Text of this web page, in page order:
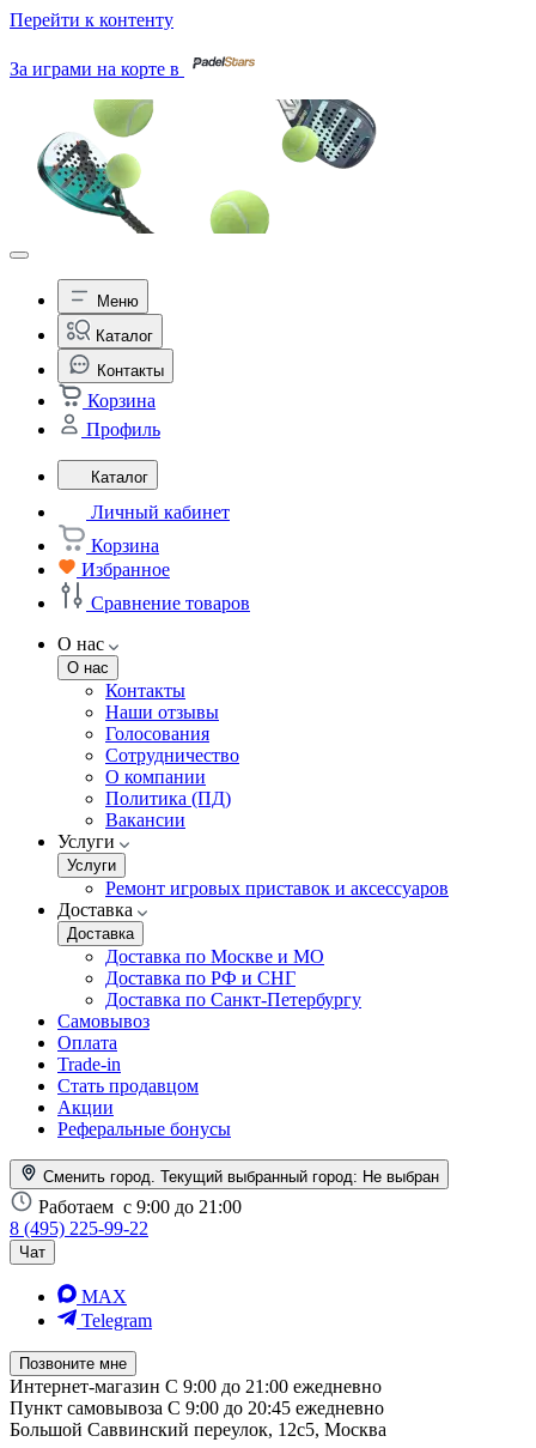
Перейти к контенту
За играми на корте в
Меню
Каталог
Контакты
Корзина
Профиль
Каталог
Личный кабинет
Корзина
Избранное
Сравнение товаров
О нас
О нас
Контакты
Наши отзывы
Голосования
Сотрудничество
О компании
Политика (ПД)
Вакансии
Услуги
Услуги
Ремонт игровых приставок и аксессуаров
Доставка
Доставка
Доставка по Москве и МО
Доставка по РФ и СНГ
Доставка по Санкт-Петербургу
Самовывоз
Оплата
Trade-in
Стать продавцом
Акции
Реферальные бонусы
Сменить город. Текущий выбранный город: Не выбран
Работаем с 9:00 до 21:00
8 (495) 225-99-22
Чат
MAX
Telegram
Позвоните мне
Интернет-магазин С 9:00 до 21:00 ежедневно
Пункт самовывоза С 9:00 до 20:45 ежедневно
Большой Саввинский переулок, 12с5, Москва